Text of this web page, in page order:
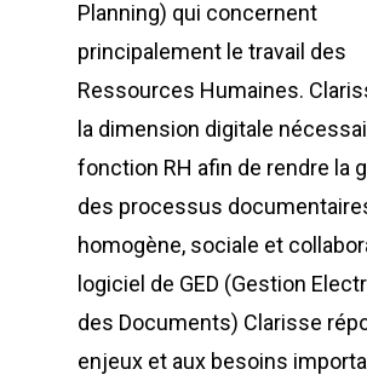
Planning) qui concernent
principalement le travail des
Ressources Humaines.
la dimension digitale
fonction RH afin de rendre la
des processus
homogène, sociale et
logiciel de GED (Gestion
des Documents) Clarisse
enjeux et aux besoins